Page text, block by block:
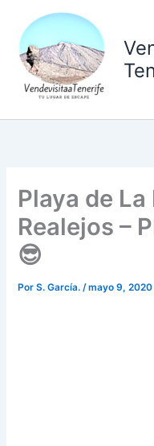
contenido
Playa de
Realejos –
😎
PorS. García./mayo 9, 2020